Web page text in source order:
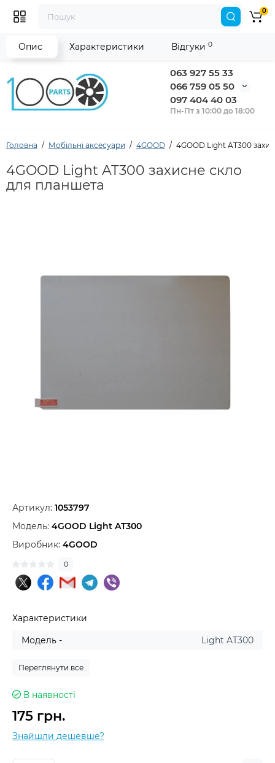
063 927 55 33
066 759 05 50
097 404 40 03
Пн-Пт з 10:00 до 18:00
0
Головна Мобільні аксесуари 4GOOD 4GOOD Light AT300
4GOOD Light AT300 захисне скло
для планшета
Артикул: 1053797
Модель: 4GOOD Light AT300
Виробник: 4GOOD
0
Характеристики
Модель -
Light AT300
Переглянути все
В наявності
175 грн.
Знайшли дешевше?
Опис Характеристики Відгуки 0